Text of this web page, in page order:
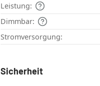
Leistung:
Dimmbar:
Stromversorgung:
Sicherheit